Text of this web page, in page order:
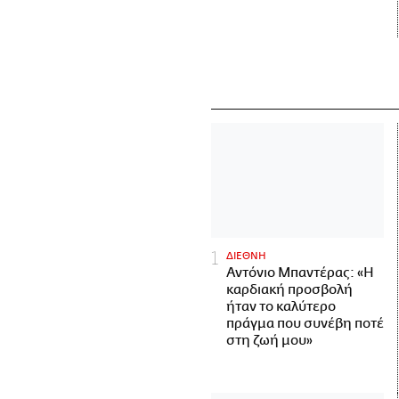
ΔΙΕΘΝΗ
Αντόνιο Μπαντέρας: «Η
καρδιακή προσβολή
ήταν το καλύτερο
πράγμα που συνέβη ποτέ
στη ζωή μου»